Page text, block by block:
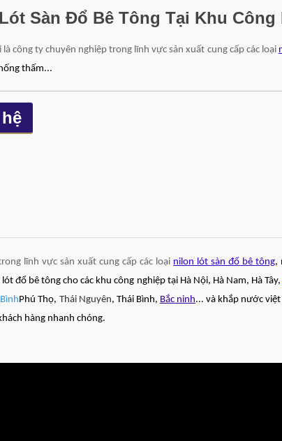
Sàn Đổ Bê Tông Tại Khu Công
công ty chuyên nghiệp trong lĩnh vực sản xuất cung cấp các loại
thấm...
lĩnh vực sản xuất cung cấp các loại nilon lót sàn đổ bê tông,
đổ bê tông cho các khu công nghiệp tại Hà Nội, Hà Nam, Hà Tây,
Phú Thọ, Thái Nguyên, Thái Bình, Bắc ninh... và khắp nước
hàng nhanh chóng.